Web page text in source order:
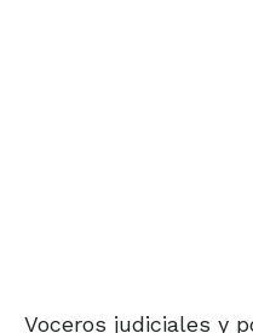
Voceros judiciales y